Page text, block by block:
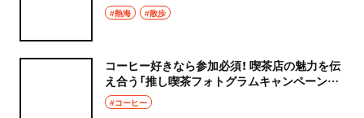
#熱海 #散歩
コーヒー好きなら参加必須！ 喫茶店の魅力を伝
え合う「推し喫茶フォトグラムキャンペーン」
開催
#コーヒー